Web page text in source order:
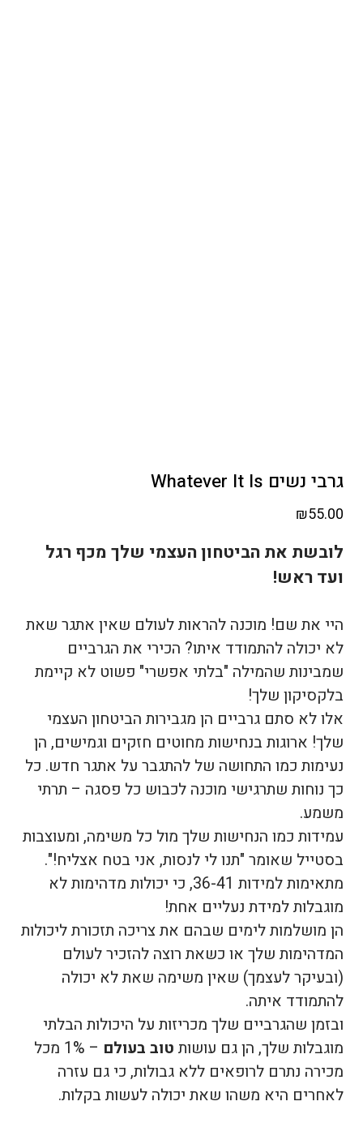
גרבי נשים Whatever It Is
₪55.00
לובשת את הביטחון העצמי שלך מכף רגל
ועד ראש!
היי את שם! מוכנה להראות לעולם שאין אתגר שאת
לא יכולה להתמודד איתו? הכירי את הגרביים
שמבינות שהמילה "בלתי אפשרי" פשוט לא קיימת
בלקסיקון שלך!
אלו לא סתם גרביים הן מגבירות הביטחון העצמי
שלך! ארוגות בנחישות מחוטים חזקים וגמישים, הן
נעימות כמו התחושה של להתגבר על אתגר חדש. כל
כך נוחות שתרגישי מוכנה לכבוש כל פסגה – תרתי
משמע.
עמידות כמו הנחישות שלך מול כל משימה, ומעוצבות
בסטייל שאומר "תנו לי לנסות, אני בטח אצליח!".
מתאימות למידות 36-41, כי יכולות מדהימות לא
מוגבלות למידת נעליים אחת!
הן מושלמות לימים שבהם את צריכה תזכורת ליכולות
המדהימות שלך או כשאת רוצה להזכיר לעולם
(ובעיקר לעצמך) שאין משימה שאת לא יכולה
להתמודד איתה.
ובזמן שהגרביים שלך מכריזות על היכולות הבלתי
מוגבלות שלך, הן גם עושות טוב בעולם
– 1% מכל
מכירה נתרם לרופאים ללא גבולות, כי גם עזרה
לאחרים היא משהו שאת יכולה לעשות בקלות.